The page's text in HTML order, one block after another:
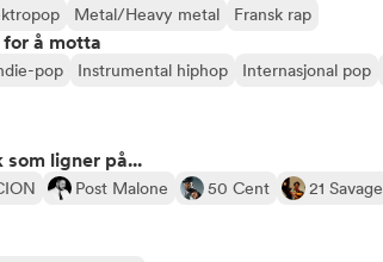
Metal/Heavy metal Fransk rap
for å motta
pop Instrumental hiphop Internasjonal pop
som ligner på...
Post Malone 50 Cent 21 Savage